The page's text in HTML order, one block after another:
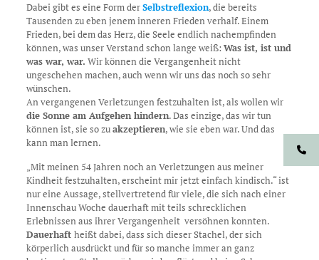
Dabei gibt es eine Form derSelbstreflexion, die bereits
Tausenden zu eben jenem inneren Frieden verhalf. Einem
Frieden, bei dem das Herz, die Seele endlich nachempfinden
können, was unser Verstand schon lange weiß:Was ist, ist und
was war, war. Wir können die Vergangenheit nicht
ungeschehen machen, auch wenn wir uns das noch so sehr
wünschen.
An vergangenen Verletzungen festzuhalten ist, als wollen wir
die Sonne am Aufgehen hindern. Das einzige, das wir tun
können ist, sie so zuakzeptieren, wie sie eben war. Und das
kann man lernen.
„Mit meinen 54 Jahren noch an Verletzungen aus meiner
Kindheit festzuhalten, erscheint mir jetzt einfach kindisch.“ ist
nur eine Aussage, stellvertretend für viele, die sich nach einer
Innenschau Woche dauerhaft mit teils schrecklichen
Erlebnissen aus ihrer Vergangenheit versöhnen konnten.
Dauerhaft heißt dabei, dass sich dieser Stachel, der sich
körperlich ausdrückt und für so manche immer an ganz